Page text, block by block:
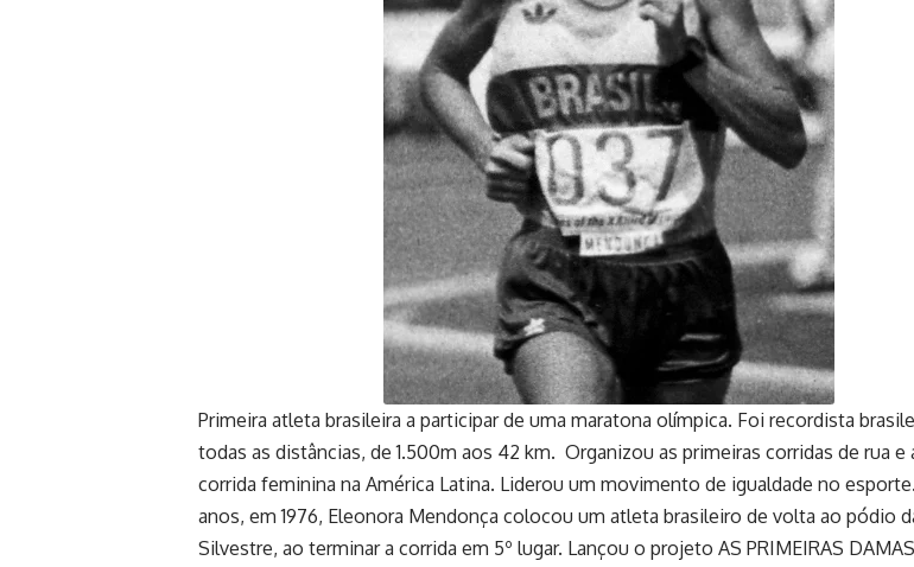
Primeira atleta brasileira a participar de uma maratona olímpica. Foi recordista
todas as distâncias, de 1.500m aos 42 km. Organizou as primeiras corridas de rua e
corrida feminina na América Latina. Liderou um movimento de igualdade no
anos, em 1976, Eleonora Mendonça colocou um atleta brasileiro de volta ao pódio
Silvestre, ao terminar a corrida em 5º lugar. Lançou o projeto AS PRIMEIRAS